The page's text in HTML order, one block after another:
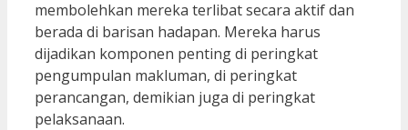
membolehkan mereka terlibat secara aktif dan
berada di barisan hadapan. Mereka harus
dijadikan komponen penting di peringkat
pengumpulan makluman, di peringkat
perancangan, demikian juga di peringkat
pelaksanaan.